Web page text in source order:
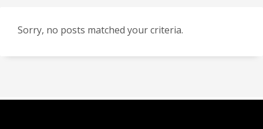
Sorry, no posts matched your criteria.